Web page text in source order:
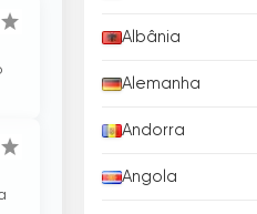
Albânia
Alemanha
Andorra
Angola